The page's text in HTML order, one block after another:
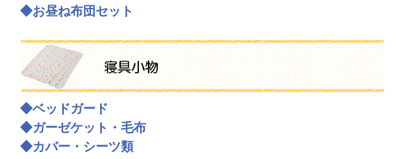
◆お昼ね布団セット
◆ベッドガード
◆ガーゼケット・毛布
◆カバー・シーツ類